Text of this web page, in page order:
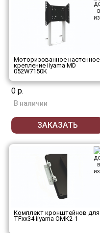
Моторизованное настенное
крепление iiyama MD
052W7150K
0 р.
В наличии
ЗАКАЗАТЬ
Комплект кронштейнов для
TFxx34 iiyama OMK2-1